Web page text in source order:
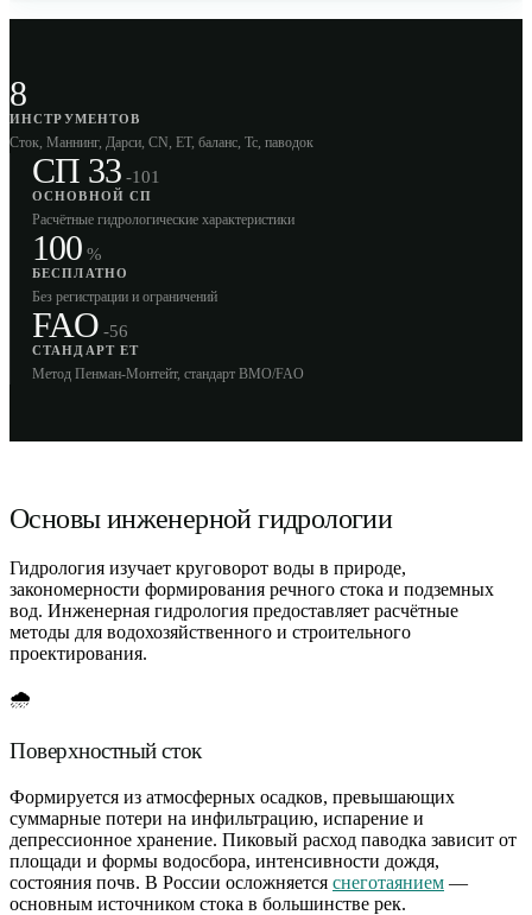
8
ИНСТРУМЕНТОВ
Сток, Маннинг, Дарси, CN, ET, баланс, Tc, паводок
СП 33 -101
ОСНОВНОЙ СП
Расчётные гидрологические характеристики
100 %
БЕСПЛАТНО
Без регистрации и ограничений
FAO -56
СТАНДАРТ ET
Метод Пенман-Монтейт, стандарт ВМО/FAO
Основы инженерной гидрологии
Гидрология изучает круговорот воды в природе,
закономерности формирования речного стока и подземных
вод. Инженерная гидрология предоставляет расчётные
методы для водохозяйственного и строительного
проектирования.
🌧️
Поверхностный сток
Формируется из атмосферных осадков, превышающих
суммарные потери на инфильтрацию, испарение и
депрессионное хранение. Пиковый расход паводка зависит от
площади и формы водосбора, интенсивности дождя,
состояния почв. В России осложняется снеготаянием —
основным источником стока в большинстве рек.